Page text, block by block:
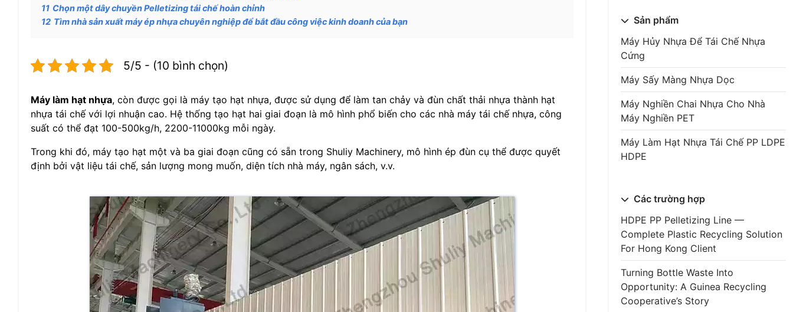
11 Chọn một dây chuyền Pelletizing tái chế hoàn chỉnh
12 Tìm nhà sản xuất máy ép nhựa chuyên nghiệp để bắt đầu công việc kinh doanh của bạn
5/5 - (10 bình chọn)
Máy làm hạt nhựa, còn được gọi là máy tạo hạt nhựa, được sử dụng để làm tan chảy và đùn chất thải nhựa thành hạt
nhựa tái chế với lợi nhuận cao. Hệ thống tạo hạt hai giai đoạn là mô hình phổ biến cho các nhà máy tái chế nhựa, công
suất có thể đạt 100-500kg/h, 2200-11000kg mỗi ngày.
Trong khi đó, máy tạo hạt một và ba giai đoạn cũng có sẵn trong Shuliy Machinery, mô hình ép đùn cụ thể được quyết
định bởi vật liệu tái chế, sản lượng mong muốn, diện tích nhà máy, ngân sách, v.v.
Sản phẩm
Máy Hủy Nhựa Để Tái Chế Nhựa
Cứng
Máy Sấy Màng Nhựa Dọc
Máy Nghiền Chai Nhựa Cho Nhà
Máy Nghiền PET
Máy Làm Hạt Nhựa Tái Chế PP LDPE
HDPE
Các trường hợp
HDPE PP Pelletizing Line —
Complete Plastic Recycling Solution
For Hong Kong Client
Turning Bottle Waste Into
Opportunity: A Guinea Recycling
Cooperative’s Story